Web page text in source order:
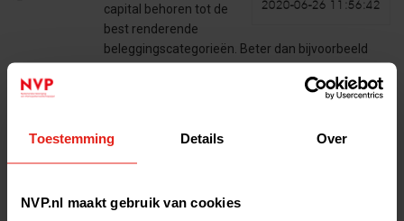
Toestemming Details Over
NVP.nl maakt gebruik van cookies
2020-06-26 11:56:42
capital behoren tot de
best renderende
beleggingscategorieën. Beter dan bijvoorbeeld
Dit hoge rendement stelt pensioenfondsen en
Nieuwe website